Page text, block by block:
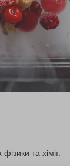
та хімії.